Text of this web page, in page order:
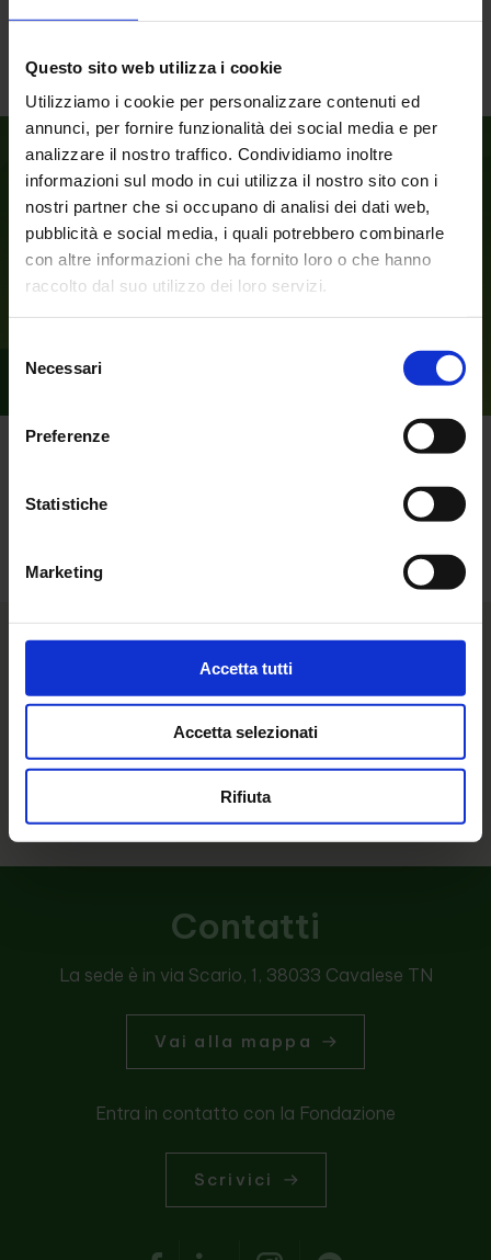
Questo sito web utilizza i cookie
Utilizziamo i cookie per personalizzare contenuti ed
annunci, per fornire funzionalità dei social media e per
analizzare il nostro traffico. Condividiamo inoltre
informazioni sul modo in cui utilizza il nostro sito con i
nostri partner che si occupano di analisi dei dati web,
pubblicità e social media, i quali potrebbero combinarle
con altre informazioni che ha fornito loro o che hanno
raccolto dal suo utilizzo dei loro servizi.
delNecessari
Preferenze
Statistiche
Marketing
Accetta tutti
Accetta selezionati
Rifiuta
Fondazione FiemmePer ETS
CF: 91020180229
PEC: fondazione.fiemmeper@legalmail.it
Tel: 349.1784740
Contatti
La sede è in via Scario, 1, 38033 Cavalese TN
Vai alla mappa
Entra in contatto con la Fondazione
Scrivici